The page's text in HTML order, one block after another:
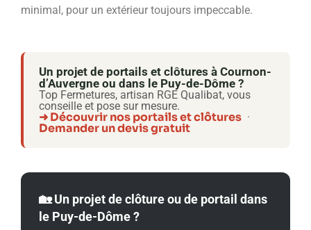
minimal, pour un extérieur toujours impeccable.
Un projet de portails et clôtures à Cournon-
d’Auvergne ou dans le Puy-de-Dôme ?
Top Fermetures, artisan RGE Qualibat, vous
conseille et pose sur mesure.
➜ Découvrir nos portails et clôtures ·
Demander un devis gratuit
🏡 Un projet de clôture ou de portail dans
le Puy-de-Dôme ?